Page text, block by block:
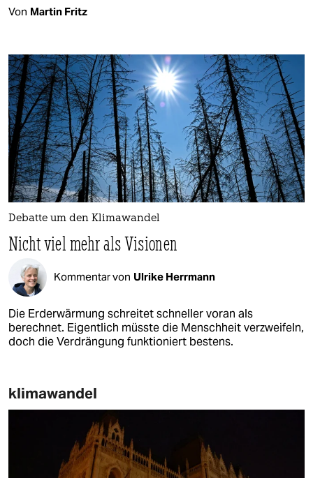
Von Martin Fritz
Debatte um den Klimawandel
Nicht viel mehr als Visionen
Kommentar von Ulrike Herrmann
Die Erderwärmung schreitet schneller voran als
berechnet. Eigentlich müsste die Menschheit verzweifeln,
doch die Verdrängung funktioniert bestens.
klimawandel